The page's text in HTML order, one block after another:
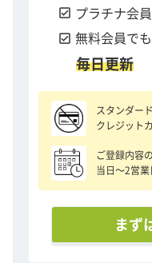
見どころ：
「ガイドラインだ
背景・目的：
近年は冠動脈イン
弁膜症などの構造
ョンの進歩が著し
進歩にもかかわら
に対する集中治療
ないと言われてい
check_box プラチナ会
check_box 無料会員で
毎日更新
スタンダー
クレジット
ご登録内容
当日〜2営業
まず